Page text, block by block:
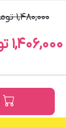
1,480,000 تومان
1,406,000 تومان